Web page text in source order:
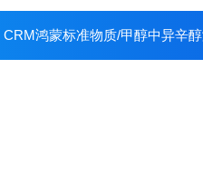
CRM鸿蒙标准物质/甲醇中异辛醇溶液标